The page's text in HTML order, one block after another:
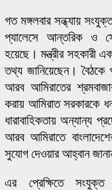
গত মঙ্গলবার সন্ধ্যায়
প্যালেসে আন্তরিক ও
হয়েছে। মন্ত্রীর সহকারী
তথ্য জানিয়েছেন। বৈঠকে
আরব আমিরাতের
করায় আমিরাত সরকারকে
ধারাবাহিকতায় অন্যান্য
আরব আমিরাতে
সুযোগ দেওয়ার আহ্বান
এর প্রেক্ষিতে